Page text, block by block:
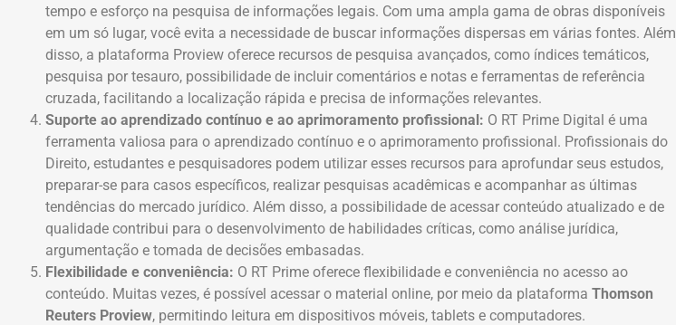
tempo e esforço na pesquisa de informações legais. Com uma ampla gama de obras disponíveis
em um só lugar, você evita a necessidade de buscar informações dispersas em várias fontes. Além
disso, a plataforma Proview oferece recursos de pesquisa avançados, como índices temáticos,
pesquisa por tesauro, possibilidade de incluir comentários e notas e ferramentas de referência
cruzada, facilitando a localização rápida e precisa de informações relevantes.
Suporte ao aprendizado contínuo e ao aprimoramento profissional: O RT Prime Digital é uma
ferramenta valiosa para o aprendizado contínuo e o aprimoramento profissional. Profissionais do
Direito, estudantes e pesquisadores podem utilizar esses recursos para aprofundar seus estudos,
preparar-se para casos específicos, realizar pesquisas acadêmicas e acompanhar as últimas
tendências do mercado jurídico. Além disso, a possibilidade de acessar conteúdo atualizado e de
qualidade contribui para o desenvolvimento de habilidades críticas, como análise jurídica,
argumentação e tomada de decisões embasadas.
Flexibilidade e conveniência: O RT Prime oferece flexibilidade e conveniência no acesso ao
conteúdo. Muitas vezes, é possível acessar o material online, por meio da plataforma Thomson
Reuters Proview, permitindo leitura em dispositivos móveis, tablets e computadores.